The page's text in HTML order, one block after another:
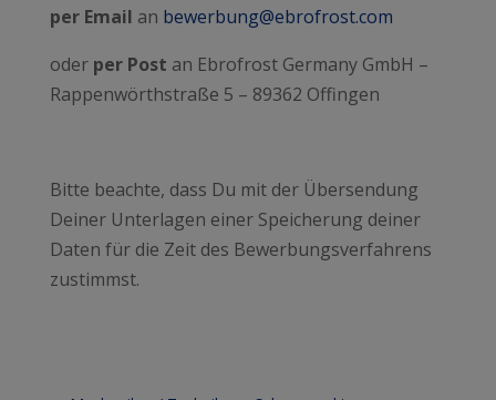
per Email an bewerbung@ebrofrost.com
oder per Post an Ebrofrost Germany GmbH –
Rappenwörthstraße 5 – 89362 Offingen
Bitte beachte, dass Du mit der Übersendung
Deiner Unterlagen einer Speicherung deiner
Daten für die Zeit des Bewerbungsverfahrens
zustimmst.